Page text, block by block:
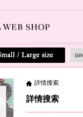
詳情搜索
詳情搜索